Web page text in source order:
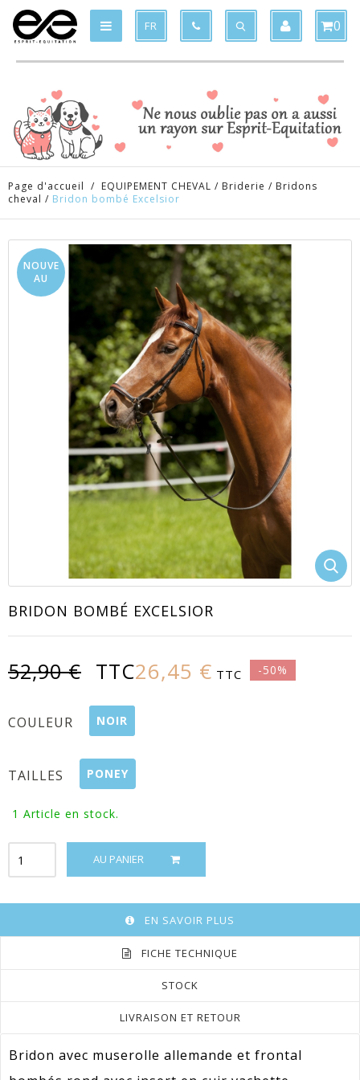
FR 0
Page d'accueil / EQUIPEMENT CHEVAL / Briderie / Bridons
cheval / Bridon bombé Excelsior
NOUVE
AU
BRIDON BOMBÉ EXCELSIOR
52,90 € TTC26,45 € TTC -50%
COULEUR NOIR
TAILLES PONEY
1 Article en stock.
AU PANIER
EN SAVOIR PLUS
FICHE TECHNIQUE
STOCK
LIVRAISON ET RETOUR
Bridon avec muserolle allemande et frontal
Produit ajouté au panier x
Produit supprimé du panier x